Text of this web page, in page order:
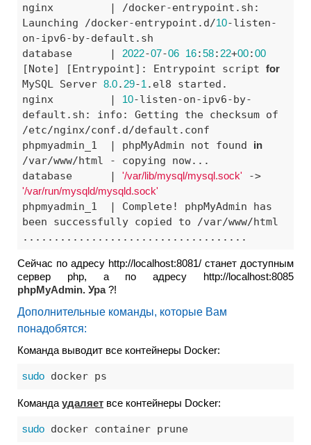
nginx         | /docker-entrypoint.sh:
Launching /docker-entrypoint.d/10-listen-
on-ipv6-by-default.sh
database      | 2022-07-06 16:58: 22+00:00
[Note] [Entrypoint]: Entrypoint script for
MySQL Server 8.0. 29-1 .el8 started.
nginx         | 10-listen-on-ipv6-by-
default.sh: info: Getting the checksum of
/etc/nginx/conf.d/default.conf
phpmyadmin_1  | phpMyAdmin not found in
/var/www/html - copying now...
database      | '/var/lib/mysql/mysql.sock'
'/var/run/mysqld/mysqld.sock'
phpmyadmin_1  | Complete! phpMyAdmin has
been successfully copied to /var/www/html
Сейчас по адресу http://localhost:8081/ станет доступным
сервер php, а по адресу http://localhost:8085
phpMyAdmin. Ура?!
Дополнительные команды, которые Вам
понадобятся:
Команда выводит все контейнеры Docker:
sudo docker ps
Команда удаляет все контейнеры Docker:
sudo docker container prune